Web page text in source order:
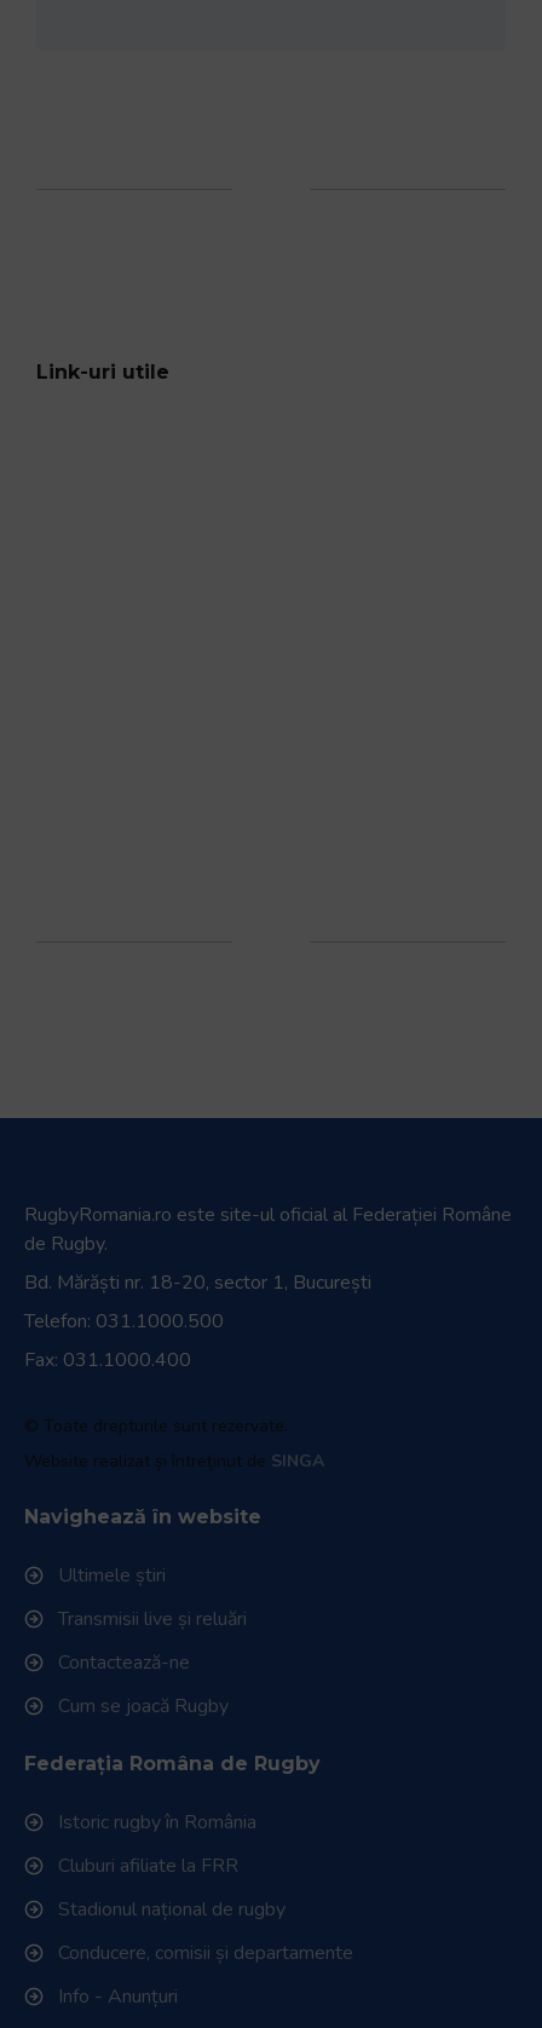
Link-uri utile
RugbyRomania.ro este site-ul oficial al Federației Române
de Rugby.
Bd. Mărăști nr. 18-20, sector 1, București
Telefon: 031.1000.500
Fax: 031.1000.400
© Toate drepturile sunt rezervate.
Website realizat și întreținut de SINGA
Navighează în website
Ultimele știri
Transmisii live și reluări
Contactează-ne
Cum se joacă Rugby
Federația Româna de Rugby
Istoric rugby în România
Cluburi afiliate la FRR
Stadionul național de rugby
Conducere, comisii și departamente
Info - Anunțuri